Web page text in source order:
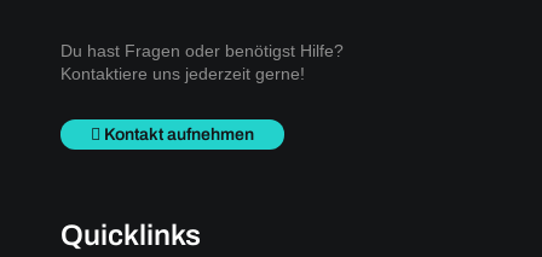
Du hast Fragen oder benötigst Hilfe?
Kontaktiere uns jederzeit gerne!
Kontakt aufnehmen
Quicklinks